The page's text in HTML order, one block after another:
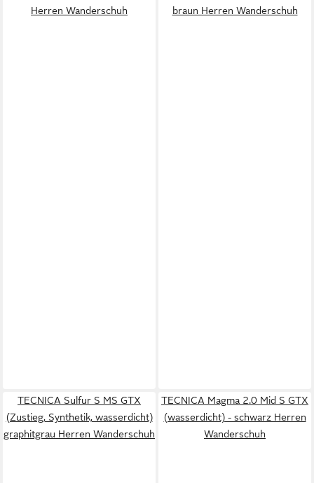
Herren Wanderschuh
braun Herren Wanderschuh
TECNICA Sulfur S MS GTX
(Zustieg, Synthetik, wasserdicht)
graphitgrau Herren Wanderschuh
TECNICA Magma 2.0 Mid S GTX
(wasserdicht) - schwarz Herren
Wanderschuh